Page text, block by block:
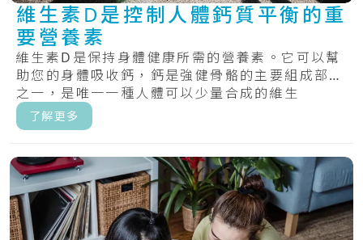
維生素D是控制人體鈣質平衡的重
要營養素
維生素D是保持身體健康所需的營養素。它可以幫
助您的身體吸收鈣，鈣是強健骨骼的主要組成部分
之一，是唯一一種人體可以少量合成的維生
素。.....
了解更多